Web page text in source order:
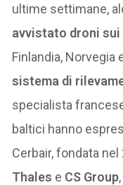
ultime settimane,
avvistato droni
Finlandia, Norvegia
sistema di
specialista
baltici hanno
Cerbair, fondata
Thales e CS Group